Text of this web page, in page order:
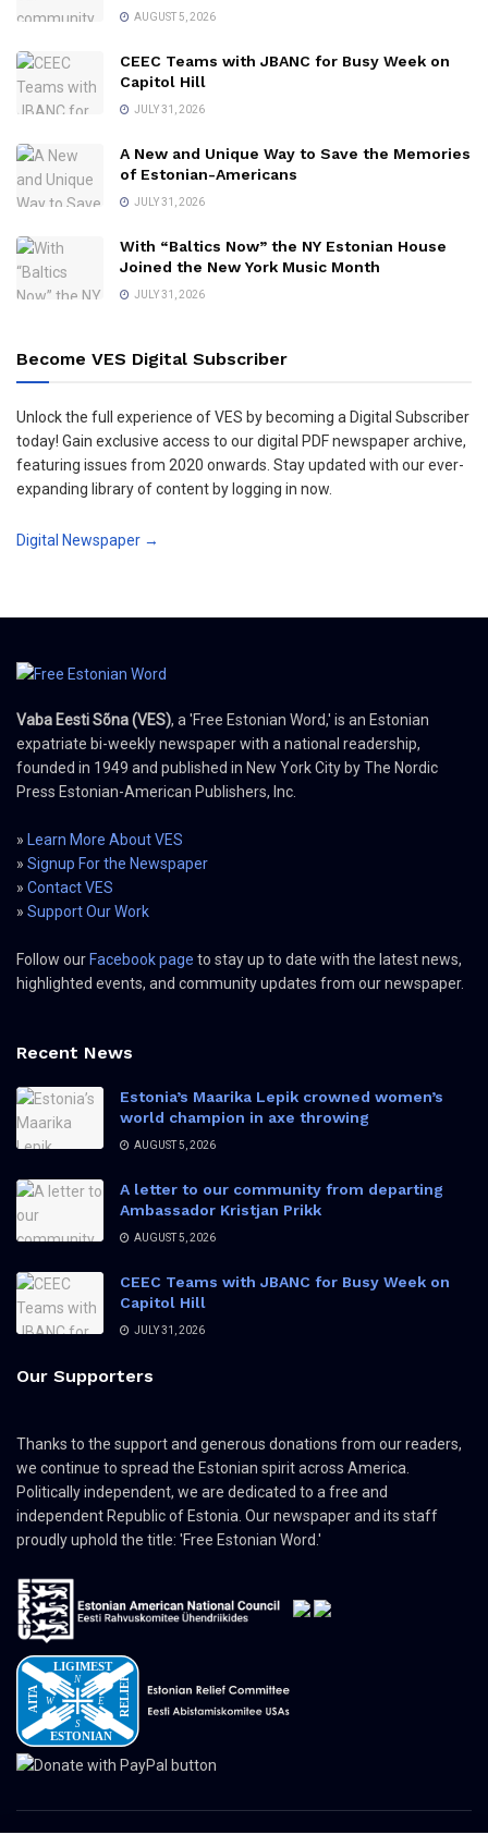
AUGUST 5, 2026
CEEC Teams with JBANC for Busy Week on
Capitol Hill
JULY 31, 2026
A New and Unique Way to Save the Memories
of Estonian-Americans
JULY 31, 2026
With “Baltics Now” the NY Estonian House
Joined the New York Music Month
JULY 31, 2026
Become VES Digital Subscriber
Unlock the full experience of VES by becoming a Digital Subscriber
today! Gain exclusive access to our digital PDF newspaper archive,
featuring issues from 2020 onwards. Stay updated with our ever-
expanding library of content by logging in now.
Digital Newspaper →
Vaba Eesti Sõna (VES), a 'Free Estonian Word,' is an Estonian
expatriate bi-weekly newspaper with a national readership,
founded in 1949 and published in New York City by The Nordic
Press Estonian-American Publishers, Inc.
» Learn More About VES
» Signup For the Newspaper
» Contact VES
» Support Our Work
Follow our Facebook page to stay up to date with the latest news,
highlighted events, and community updates from our newspaper.
Recent News
Estonia’s Maarika Lepik crowned women’s
world champion in axe throwing
AUGUST 5, 2026
A letter to our community from departing
Ambassador Kristjan Prikk
AUGUST 5, 2026
CEEC Teams with JBANC for Busy Week on
Capitol Hill
JULY 31, 2026
Our Supporters
Thanks to the support and generous donations from our readers,
we continue to spread the Estonian spirit across America.
Politically independent, we are dedicated to a free and
independent Republic of Estonia. Our newspaper and its staff
proudly uphold the title: 'Free Estonian Word.'